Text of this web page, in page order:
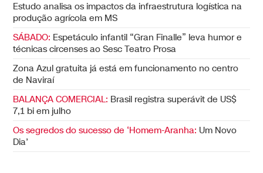
Estudo analisa os impactos da infraestrutura logística na
produção agrícola em MS
SÁBADO: Espetáculo infantil “Gran Finalle” leva humor e
técnicas circenses ao Sesc Teatro Prosa
Zona Azul gratuita já está em funcionamento no centro
de Naviraí
BALANÇA COMERCIAL: Brasil registra superávit de US$
7,1 bi em julho
Os segredos do sucesso de ‘Homem-Aranha: Um Novo
Dia’